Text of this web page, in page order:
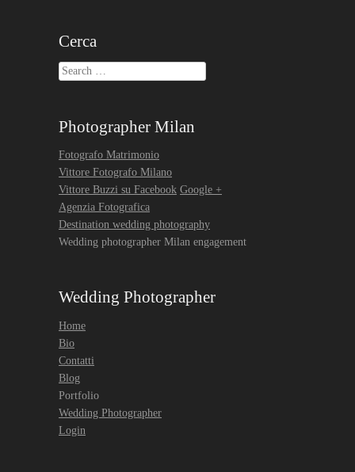
Cerca
Search
Photographer Milan
Fotografo Matrimonio
Vittore Fotografo Milano
Vittore Buzzi su Facebook Google +
Agenzia Fotografica
Destination wedding photography
Wedding photographer Milan engagement
Wedding Photographer
Home
Bio
Contatti
Blog
Portfolio
Wedding Photographer
Login